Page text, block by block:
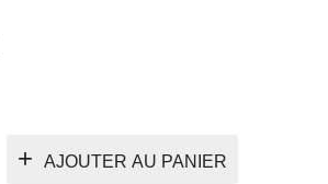
AJOUTER AU PANIER